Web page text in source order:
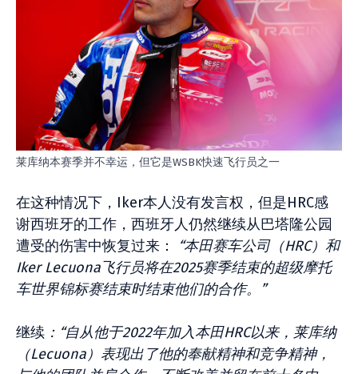
莱库纳本赛季并不幸运，但它是WSBK快速飞行员之一
在这种情况下，Iker本人没有发言权，但是HRC感
谢西班牙的工作，西班牙人仍然继续从巴塔隆公园
遭受的伤害中恢复过来：
“本田赛车公司（HRC）和
Iker Lecuona飞行员将在2025赛季结束的超级摩托
车世界锦标赛结束时结束他们的合作。”
继续 ：“自从他于2022年加入本田HRC以来，莱库纳
（Lecuona）表现出了他的奉献精神和竞争精神，